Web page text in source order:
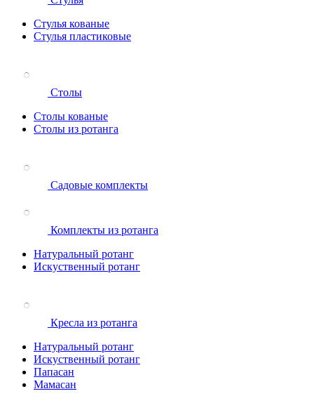
Стулья кованые
Стулья пластиковые
Столы
Столы кованые
Столы из ротанга
Садовые комплекты
Комплекты из ротанга
Натуральный ротанг
Искуственный ротанг
Кресла из ротанга
Натуральный ротанг
Искуственный ротанг
Папасан
Мамасан